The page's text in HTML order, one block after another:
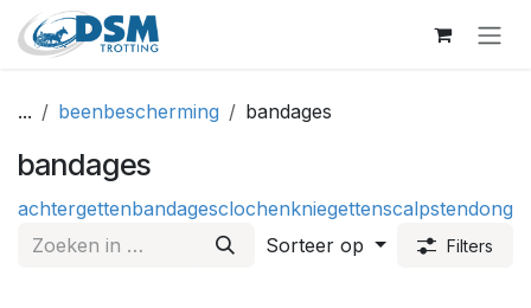
Overslaan naar inhoud
... beenbescherming bandages
bandages
achtergettenbandagesclochenkniegettenscalps
Sorteer op
Filters